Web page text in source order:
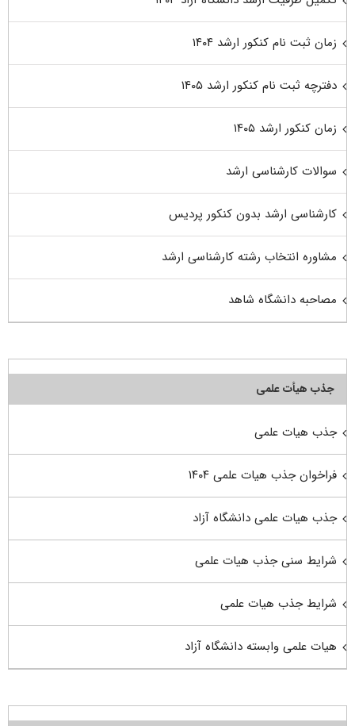
زمان ثبت نام کنکور ارشد ۱۴۰۴
دفترچه ثبت نام کنکور ارشد ۱۴۰۵
زمان کنکور ارشد ۱۴۰۵
سوالات کارشناسی ارشد
کارشناسی ارشد بدون کنکور پردیس
مشاوره انتخاب رشته کارشناسی ارشد
مصاحبه دانشگاه شاهد
جذب هیأت علمی
جذب هیات علمی
فراخوان جذب هیات علمی ۱۴۰۴
جذب هیات علمی دانشگاه آزاد
شرایط سنی جذب هیات علمی
شرایط جذب هیات علمی
هیات علمی وابسته دانشگاه آزاد